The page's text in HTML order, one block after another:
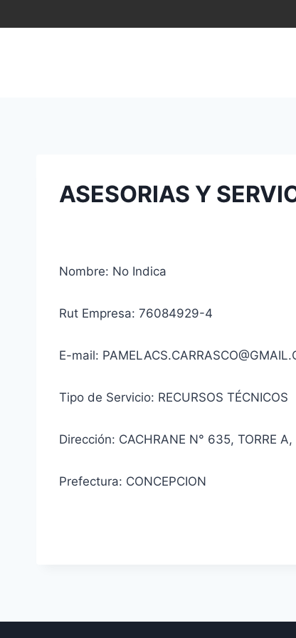
al
ASESORIAS Y
Nombre: No Indica
Rut Empresa: 76084929-4
E-mail:
Tipo de Servicio: RECURSOS TÉCNICOS
Dirección: CACHRANE N° 635, TORRE
Prefectura: CONCEPCION